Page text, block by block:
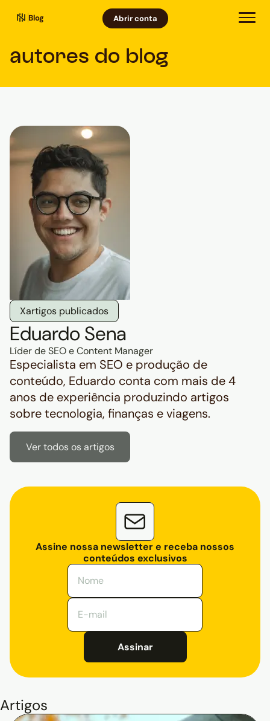
Blog Abrir conta
autores do blog
Xartigos publicados
Eduardo Sena
Líder de SEO e Content Manager
Especialista em SEO e produção de
conteúdo, Eduardo conta com mais de 4
anos de experiência produzindo artigos
sobre tecnologia, finanças e viagens.
Ver todos os artigos
Assine nossa newsletter e receba nossos
conteúdos exclusivos
Assinar
Artigos